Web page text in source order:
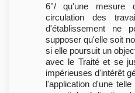
6°/ qu'une mesure
circulation des
d'établissement ne
supposer qu'elle soit
si elle poursuit un
avec le Traité et se
impérieuses d'intérêt
l'application d'une